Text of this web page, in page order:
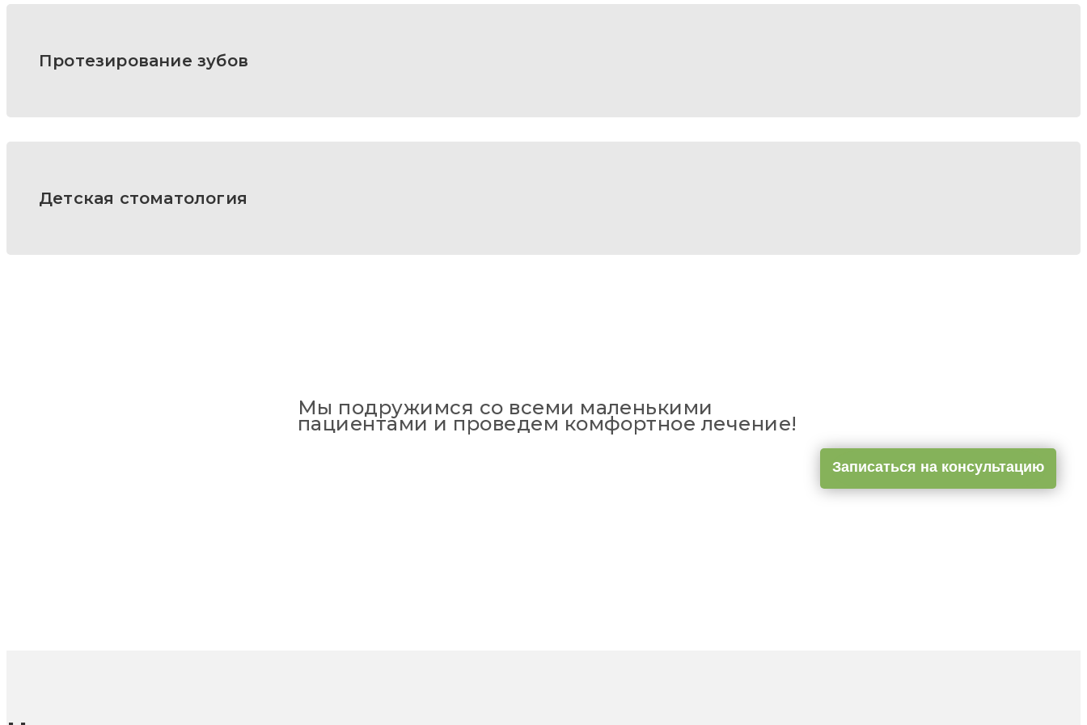
Протезирование зубов
Детская стоматология
Мы подружимся со всеми маленькими
пациентами и проведем комфортное лечение!
Записаться на консультацию